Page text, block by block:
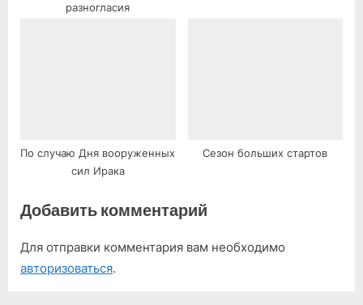
разногласия
По случаю Дня вооруженных
сил Ирака
Сезон больших стартов
Добавить комментарий
Для отправки комментария вам необходимо
авторизоваться.